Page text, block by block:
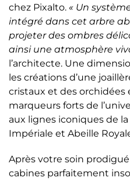
chez Pixalto. « Un
intégré dans cet arbre
projeter des ombres
ainsi une atmosphère
l’architecte. Une
les créations d’une
cristaux et des orchidées
marqueurs forts de
aux lignes iconiques de
Impériale et Abeille
Après votre soin
cabines parfaitement